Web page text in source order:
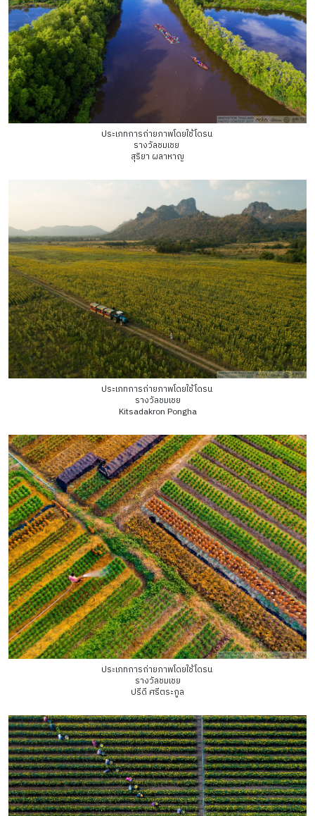
ประเภทการถ่ายภาพโดยใช้โดรน
รางวัลชมเชย
สุริยา ผลาหาญ
ประเภทการถ่ายภาพโดยใช้โดรน
รางวัลชมเชย
Kitsadakron Pongha
ประเภทการถ่ายภาพโดยใช้โดรน
รางวัลชมเชย
ปรีดี ศรีตระกูล